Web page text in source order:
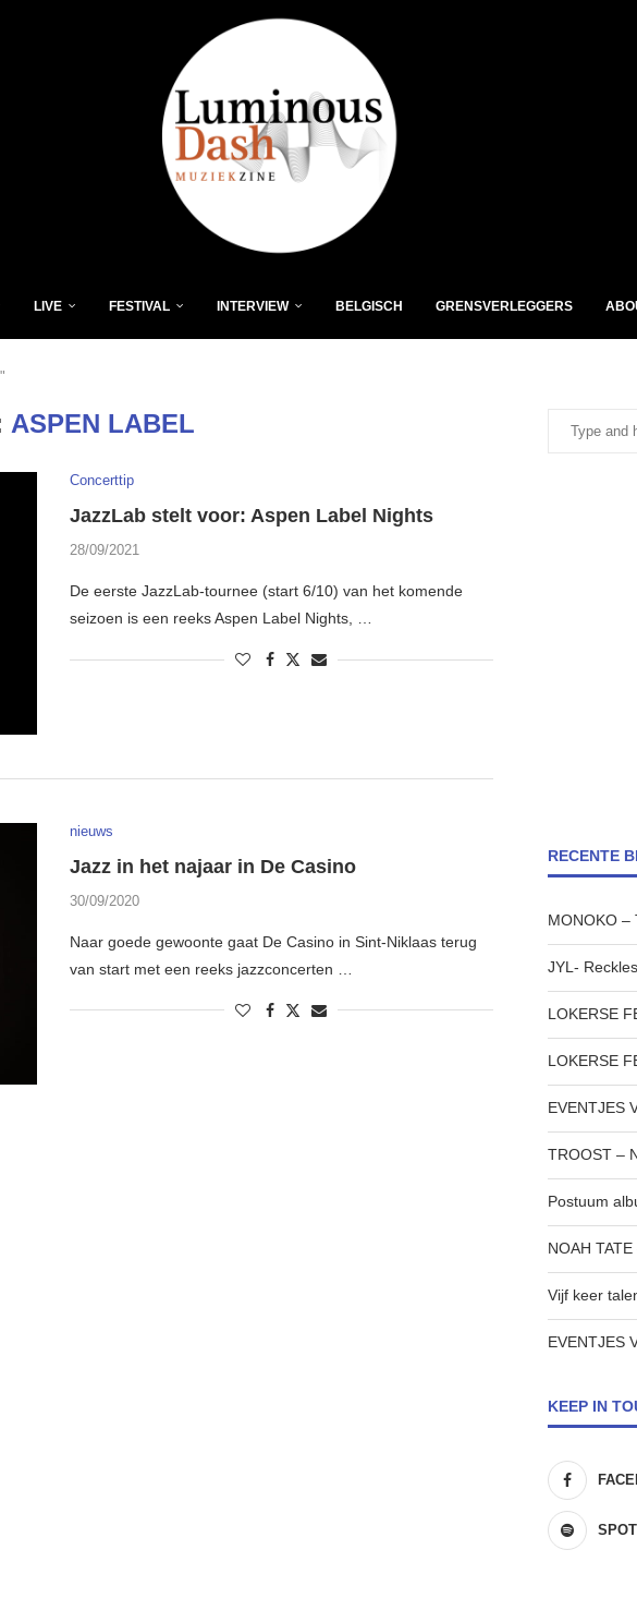
LIVE FESTIVAL INTERVIEW BELGISCH GRENSVERLEGGERS
ASPEN LABEL
Concerttip
JazzLab stelt voor: Aspen Label Nights
28/09/2021
De eerste JazzLab-tournee (start 6/10) van het komende
seizoen is een reeks Aspen Label Nights, …
nieuws
Jazz in het najaar in De Casino
30/09/2020
Naar goede gewoonte gaat De Casino in Sint-Niklaas terug
van start met een reeks jazzconcerten …
RECENTE
MONOKO –
JYL-
LOKERSE
LOKERSE
EVENTJES
TROOST –
Postuum
NOAH
Vijf keer
EVENTJES
KEEP IN